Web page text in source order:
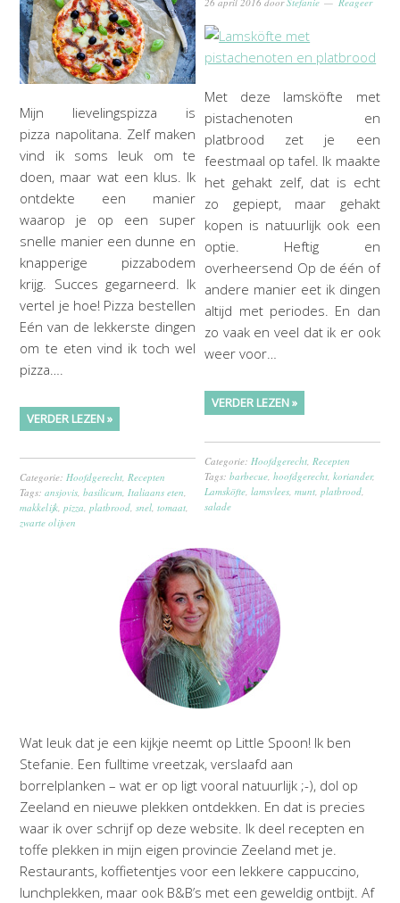
Mijn lievelingspizza is
pizza napolitana. Zelf maken
vind ik soms leuk om te
doen, maar wat een klus. Ik
ontdekte een manier
waarop je op een super
snelle manier een dunne en
knapperige pizzabodem
krijg. Succes gegarneerd. Ik
vertel je hoe! Pizza bestellen
Eén van de lekkerste dingen
om te eten vind ik toch wel
pizza….
VERDER LEZEN »
Categorie: Hoofdgerecht Recepten
Tags:ansjovis ,basilicum Italiaans eten
makkelijk ,pizza ,platbrood ,snel ,tomaat
zwarte olijven
Met deze lamsköfte met
pistachenoten en
platbrood zet je een
feestmaal op tafel. Ik maakte
het gehakt zelf, dat is echt
zo gepiept, maar gehakt
kopen is natuurlijk ook een
optie. Heftig en
overheersend Op de één of
andere manier eet ik dingen
altijd met periodes. En dan
zo vaak en veel dat ik er ook
weer voor…
VERDER LEZEN »
Categorie:Hoofdgerecht,Recepten
Tags:barbecue,hoofdgerecht,koriander,
Lamsköfte,lamsvlees,munt,platbrood,
salade
Wat leuk dat je een kijkje neemt op Little Spoon! Ik ben
Stefanie. Een fulltime vreetzak, verslaafd aan
borrelplanken – wat er op ligt vooral natuurlijk ;-), dol op
Zeeland en nieuwe plekken ontdekken. En dat is precies
waar ik over schrijf op deze website. Ik deel recepten en
toffe plekken in mijn eigen provincie Zeeland met je.
Restaurants, koffietentjes voor een lekkere cappuccino,
lunchplekken, maar ook B&B’s met een geweldig ontbijt. Af